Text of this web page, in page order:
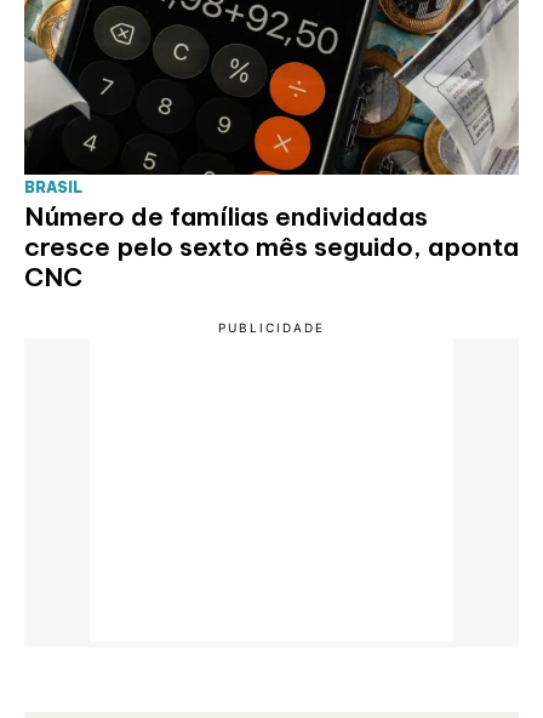
BRASIL
Número de famílias endividadas
cresce pelo sexto mês seguido, aponta
CNC